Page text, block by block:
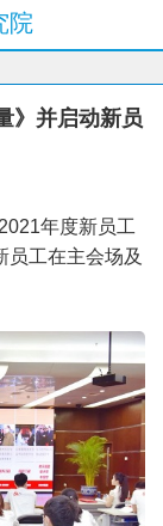
院
》并启动新员
年度新员工
员工在主会场及